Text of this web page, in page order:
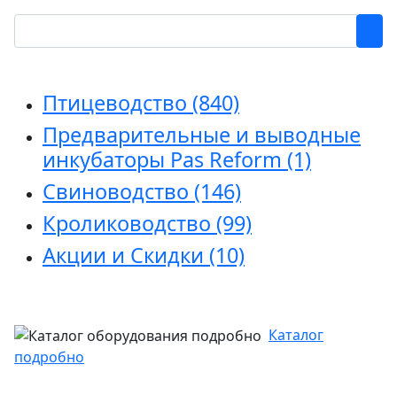
Птицеводство (840)
Предварительные и выводные
инкубаторы Pas Reform (1)
Свиноводство (146)
Кролиководство (99)
Акции и Скидки (10)
Каталог
подробно